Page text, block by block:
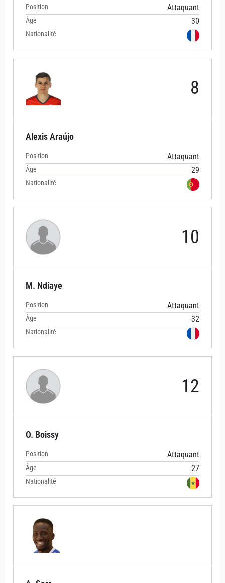
Position Attaquant
Âge 30
Nationalité
8
Alexis Araújo
Position Attaquant
Âge 29
Nationalité
10
M. Ndiaye
Position Attaquant
Âge 32
Nationalité
12
O. Boissy
Position Attaquant
Âge 27
Nationalité